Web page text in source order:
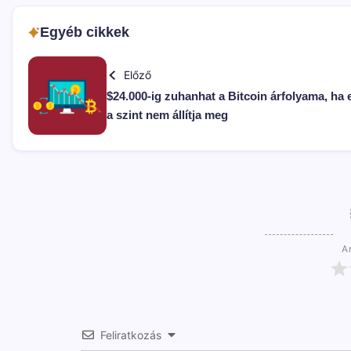
Egyéb cikkek
Előző
$24.000-ig zuhanhat a Bitcoin árfolyama, ha
a szint nem állítja meg
Feliratkozás